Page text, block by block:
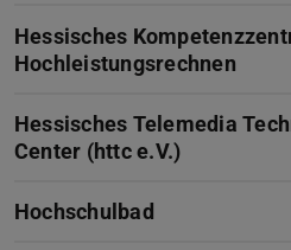
Hessisches
Hochleistungsrechnen
Hessisches Telemedia
Center (httc e.V.)
Hochschulbad